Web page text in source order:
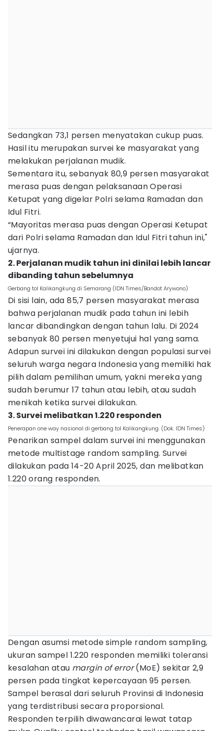
Sedangkan 73,1 persen menyatakan cukup puas.
Hasil itu merupakan survei ke masyarakat yang
melakukan perjalanan mudik.
Sementara itu, sebanyak 80,9 persen masyarakat
merasa puas dengan pelaksanaan Operasi
Ketupat yang digelar Polri selama Ramadan dan
Idul Fitri.
“Mayoritas merasa puas dengan Operasi Ketupat
dari Polri selama Ramadan dan Idul Fitri tahun ini,"
ujarnya.
2. Perjalanan mudik tahun ini dinilai lebih lancar
dibanding tahun sebelumnya
Gerbang tol Kalikangkung di Semarang (IDN Times/Bandot Arywono)
Di sisi lain, ada 85,7 persen masyarakat merasa
bahwa perjalanan mudik pada tahun ini lebih
lancar dibandingkan dengan tahun lalu. Di 2024
sebanyak 80 persen menyetujui hal yang sama.
Adapun survei ini dilakukan dengan populasi survei
seluruh warga negara Indonesia yang memiliki hak
pilih dalam pemilihan umum, yakni mereka yang
sudah berumur 17 tahun atau lebih, atau sudah
menikah ketika survei dilakukan.
3. Survei melibatkan 1.220 responden
Penerapan one way nasional di gerbang tol Kalikangkung. (Dok. IDN Times)
Penarikan sampel dalam survei ini menggunakan
metode multistage random sampling. Survei
dilakukan pada 14-20 April 2025, dan melibatkan
1.220 orang responden.
Dengan asumsi metode simple random sampling,
ukuran sampel 1.220 responden memiliki toleransi
kesalahan atau margin of error(MoE) sekitar 2,9
persen pada tingkat kepercayaan 95 persen.
Sampel berasal dari seluruh Provinsi di Indonesia
yang terdistribusi secara proporsional.
Responden terpilih diwawancarai lewat tatap